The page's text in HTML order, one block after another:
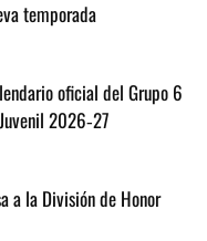
temporada
oficial del Grupo 6
2026‑27
a la División de Honor